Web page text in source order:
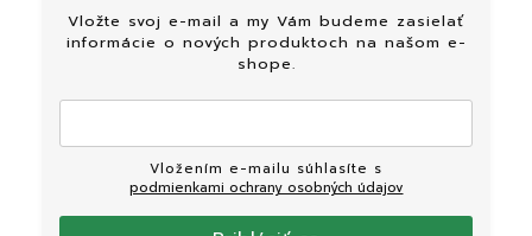
Vložte svoj e-mail a my Vám budeme zasielať
informácie o nových produktoch na našom e-
shope.
podmienkami ochrany osobných údajov